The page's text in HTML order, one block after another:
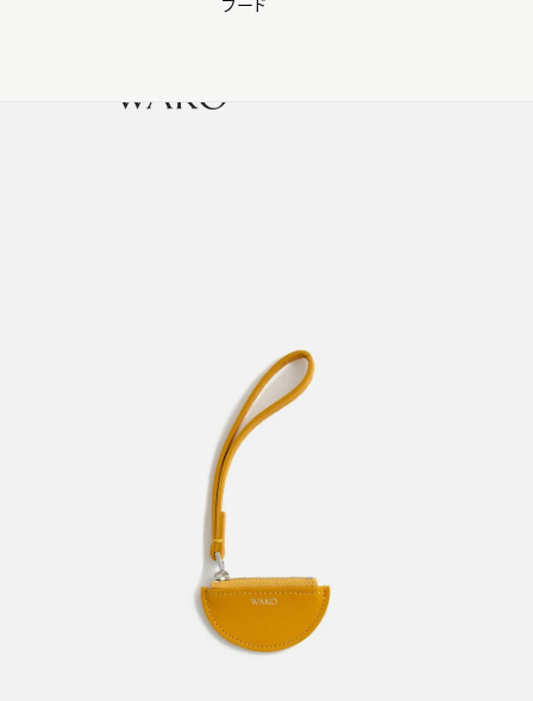
【会員様限定】夏のプレゼントキャンペーン開催中
フード